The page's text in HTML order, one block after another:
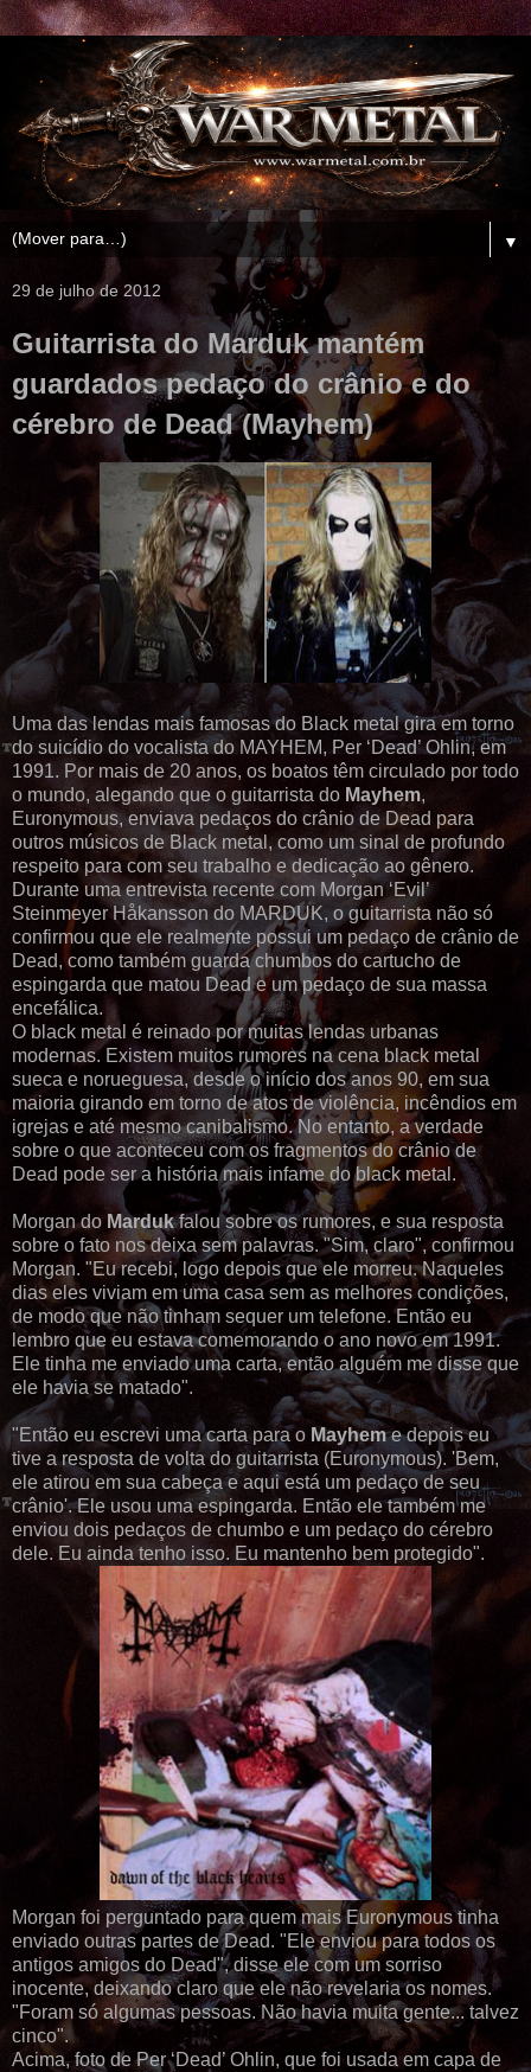
▼
29 de julho de 2012
Guitarrista do Marduk mantém
guardados pedaço do crânio e do
cérebro de Dead (Mayhem)
Uma das lendas mais famosas do Black metal gira em torno
do suicídio do vocalista do MAYHEM, Per ‘Dead’ Ohlin, em
1991. Por mais de 20 anos, os boatos têm circulado por todo
o mundo, alegando que o guitarrista do Mayhem,
Euronymous, enviava pedaços do crânio de Dead para
outros músicos de Black metal, como um sinal de profundo
respeito para com seu trabalho e dedicação ao gênero.
Durante uma entrevista recente com Morgan ‘Evil’
Steinmeyer Håkansson do MARDUK, o guitarrista não só
confirmou que ele realmente possui um pedaço de crânio de
Dead, como também guarda chumbos do cartucho de
espingarda que matou Dead e um pedaço de sua massa
encefálica.
O black metal é reinado por muitas lendas urbanas
modernas. Existem muitos rumores na cena black metal
sueca e norueguesa, desde o início dos anos 90, em sua
maioria girando em torno de atos de violência, incêndios em
igrejas e até mesmo canibalismo. No entanto, a verdade
sobre o que aconteceu com os fragmentos do crânio de
Dead pode ser a história mais infame do black metal.
Morgan do Mardukfalou sobre os rumores, e sua resposta
sobre o fato nos deixa sem palavras. "Sim, claro", confirmou
Morgan. "Eu recebi, logo depois que ele morreu. Naqueles
dias eles viviam em uma casa sem as melhores condições,
de modo que não tinham sequer um telefone. Então eu
lembro que eu estava comemorando o ano novo em 1991.
Ele tinha me enviado uma carta, então alguém me disse que
ele havia se matado".
"Então eu escrevi uma carta para o Mayheme depois eu
tive a resposta de volta do guitarrista (Euronymous). 'Bem,
ele atirou em sua cabeça e aqui está um pedaço de seu
crânio'. Ele usou uma espingarda. Então ele também me
enviou dois pedaços de chumbo e um pedaço do cérebro
dele. Eu ainda tenho isso. Eu mantenho bem protegido".
Morgan foi perguntado para quem mais Euronymous tinha
enviado outras partes de Dead. "Ele enviou para todos os
antigos amigos do Dead", disse ele com um sorriso
inocente, deixando claro que ele não revelaria os nomes.
"Foram só algumas pessoas. Não havia muita gente... talvez
cinco".
Acima, foto de Per ‘Dead’ Ohlin, que foi usada em capa de